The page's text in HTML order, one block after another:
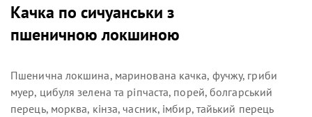
Качка по сичуанськи з
пшеничною локшиною
Пшенична локшина, маринована качка, фучжу, гриби
муер, цибуля зелена та ріпчаста, порей, болгарський
перець, морква, кінза, часник, імбир, тайький перець